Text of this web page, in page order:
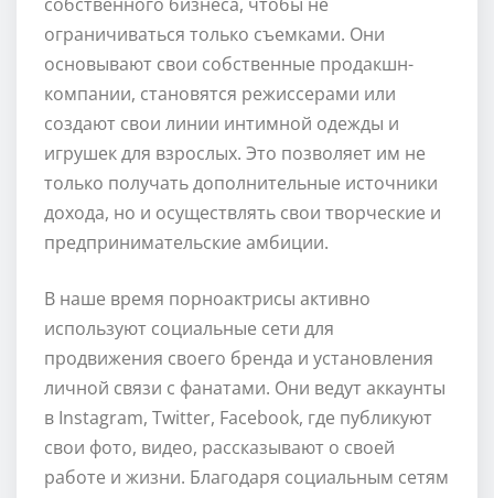
ограничиваться только съемками. Они
основывают свои собственные продакшн-
компании, становятся режиссерами или
создают свои линии интимной одежды и
игрушек для взрослых. Это позволяет им не
только получать дополнительные источники
дохода, но и осуществлять свои творческие и
предпринимательские амбиции.
В наше время порноактрисы активно
используют социальные сети для
продвижения своего бренда и установления
личной связи с фанатами. Они ведут аккаунты
в Instagram, Twitter, Facebook, где публикуют
свои фото, видео, рассказывают о своей
работе и жизни. Благодаря социальным сетям